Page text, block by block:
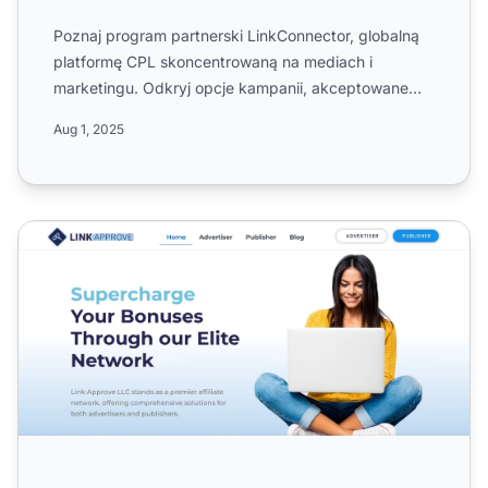
Poznaj program partnerski LinkConnector, globalną
platformę CPL skoncentrowaną na mediach i
marketingu. Odkryj opcje kampanii, akceptowane
Aug 1, 2025
Program partnerski LinkApprove